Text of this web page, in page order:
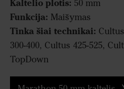
Kaltelio plotis: 50 mm
Funkcija: Maišymas
Tinka šiai technikai:
300-400, Cultus 425-525,
TopDown